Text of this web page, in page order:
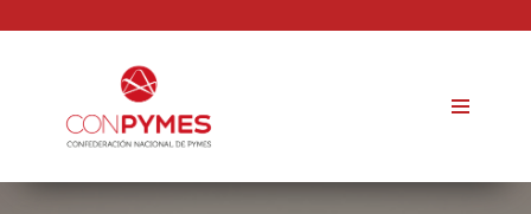
contenido